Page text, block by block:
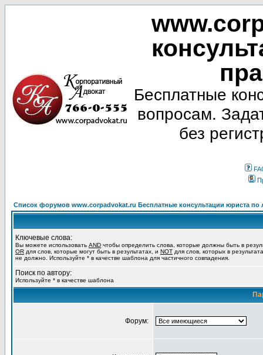
Бесплатные
вопросам.
без
Список форумов www.corpadvokat.ru Бесплатные консультации юриста
Ключевые слова:
Вы можете использовать AND чтобы определить слова, которые должны быть в
OR для слов, которые могут быть в результатах, и NOT для слов, которых в
не должно. Используйте * в качестве шаблона для частичного совпадения.
Поиск по автору:
Используйте * в качестве шаблона
Форум: